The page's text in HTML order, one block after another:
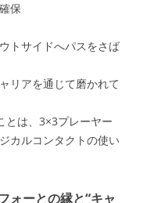
保
トサイドへパスをさば
リアを通じて磨かれて
とは、3×3プレーヤー
カルコンタクトの使い
ォーとの縁と“キャ